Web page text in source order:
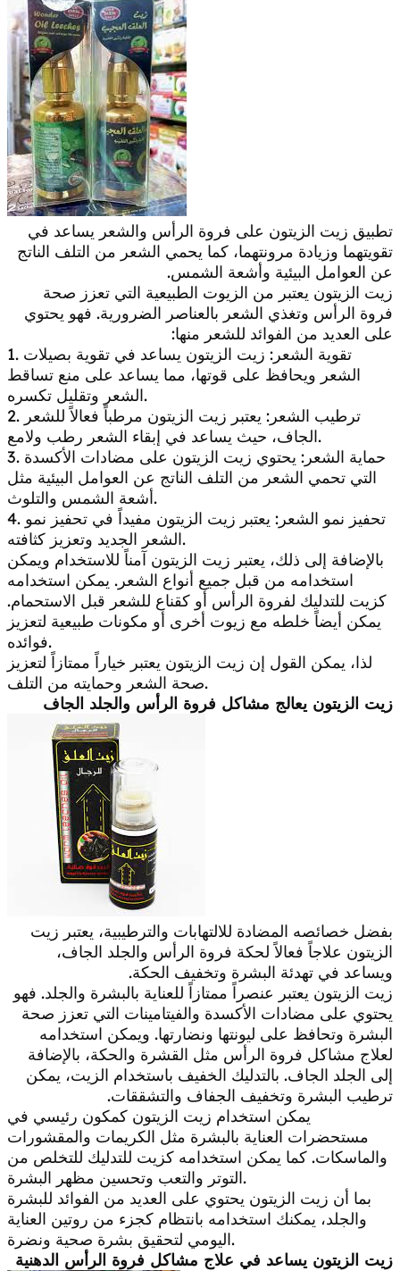
تطبيق زيت الزيتون على فروة الرأس والشعر يساعد في
تقويتهما وزيادة مرونتهما، كما يحمي الشعر من التلف الناتج
عن العوامل البيئية وأشعة الشمس.
زيت الزيتون يعتبر من الزيوت الطبيعية التي تعزز صحة
فروة الرأس وتغذي الشعر بالعناصر الضرورية. فهو يحتوي
على العديد من الفوائد للشعر منها:
1. تقوية الشعر: زيت الزيتون يساعد في تقوية بصيلات
الشعر ويحافظ على قوتها، مما يساعد على منع تساقط
الشعر وتقليل تكسره.
2. ترطيب الشعر: يعتبر زيت الزيتون مرطباً فعالاً للشعر
الجاف، حيث يساعد في إبقاء الشعر رطب ولامع.
3. حماية الشعر: يحتوي زيت الزيتون على مضادات الأكسدة
التي تحمي الشعر من التلف الناتج عن العوامل البيئية مثل
أشعة الشمس والتلوث.
4. تحفيز نمو الشعر: يعتبر زيت الزيتون مفيداً في تحفيز نمو
الشعر الجديد وتعزيز كثافته.
بالإضافة إلى ذلك، يعتبر زيت الزيتون آمناً للاستخدام ويمكن
استخدامه من قبل جميع أنواع الشعر. يمكن استخدامه
كزيت للتدليك لفروة الرأس أو كقناع للشعر قبل الاستحمام.
يمكن أيضاً خلطه مع زيوت أخرى أو مكونات طبيعية لتعزيز
فوائده.
لذا، يمكن القول إن زيت الزيتون يعتبر خياراً ممتازاً لتعزيز
صحة الشعر وحمايته من التلف.
زيت الزيتون يعالج مشاكل فروة الرأس والجلد الجاف
بفضل خصائصه المضادة للالتهابات والترطيبية، يعتبر زيت
الزيتون علاجاً فعالاً لحكة فروة الرأس والجلد الجاف،
ويساعد في تهدئة البشرة وتخفيف الحكة.
زيت الزيتون يعتبر عنصراً ممتازاً للعناية بالبشرة والجلد. فهو
يحتوي على مضادات الأكسدة والفيتامينات التي تعزز صحة
البشرة وتحافظ على ليونتها ونضارتها. ويمكن استخدامه
لعلاج مشاكل فروة الرأس مثل القشرة والحكة، بالإضافة
إلى الجلد الجاف. بالتدليك الخفيف باستخدام الزيت، يمكن
ترطيب البشرة وتخفيف الجفاف والتشققات.
يمكن استخدام زيت الزيتون كمكون رئيسي في
مستحضرات العناية بالبشرة مثل الكريمات والمقشورات
والماسكات. كما يمكن استخدامه كزيت للتدليك للتخلص من
التوتر والتعب وتحسين مظهر البشرة.
بما أن زيت الزيتون يحتوي على العديد من الفوائد للبشرة
والجلد، يمكنك استخدامه بانتظام كجزء من روتين العناية
اليومي لتحقيق بشرة صحية ونضرة.
زيت الزيتون يساعد في علاج مشاكل فروة الرأس الدهنية